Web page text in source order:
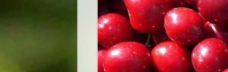
SOMMER-REZEPTE
SPÄTSOMMER-REZEPTE